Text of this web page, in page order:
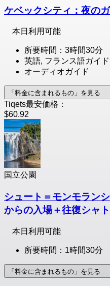
ケベックシティ：夜の
本日利用可能
所要時間：3時間30分
英語, フランス語ガイド
オーディオガイド
「料金に含まれるもの」を見る
Tiqets最安価格：
$60.92
国立公園
シュート＝モンモラン
からの入場＋往復シャ
本日利用可能
所要時間：1時間30分
「料金に含まれるもの」を見る